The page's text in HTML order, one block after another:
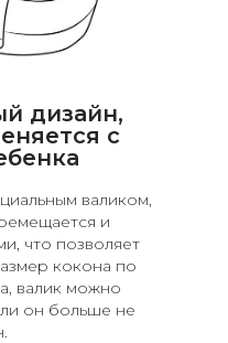
дизайн,
с
валиком,
и
что позволяет
кокона по
валик можно
он больше не